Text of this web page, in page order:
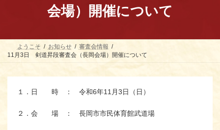
会場）開催について
ようこそ お知らせ
審査会情報
11月3日 剣道昇段審査会（長岡会場）開催について
１．日 時 ： 令和6年11月3日（日）
２．会 場 ： 長岡市市民体育館武道場